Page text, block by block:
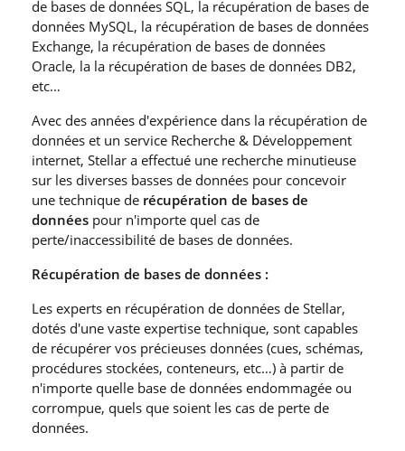
de bases de données SQL, la récupération de bases de
données MySQL, la récupération de bases de données
Exchange, la récupération de bases de données
Oracle, la la récupération de bases de données DB2,
etc…
Avec des années d′expérience dans la récupération de
données et un service Recherche & Développement
internet, Stellar a effectué une recherche minutieuse
sur les diverses basses de données pour concevoir
une technique de récupération de bases de
données pour n′importe quel cas de
perte/inaccessibilité de bases de données.
Récupération de bases de données :
Les experts en récupération de données de Stellar,
dotés d′une vaste expertise technique, sont capables
de récupérer vos précieuses données (cues, schémas,
procédures stockées, conteneurs, etc…) à partir de
n′importe quelle base de données endommagée ou
corrompue, quels que soient les cas de perte de
données.